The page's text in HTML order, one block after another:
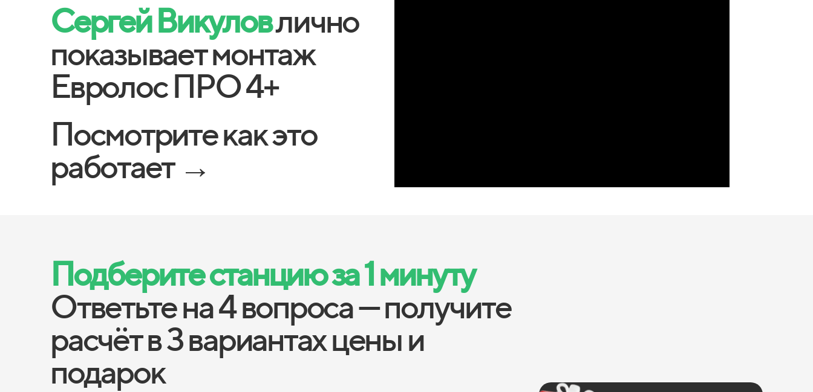
Сергей Викуловлично
показывает монтаж
Евролос ПРО 4+
Посмотрите как это
работает →
Подберите станцию за 1 минуту
Ответьте на 4 вопроса — получите
расчёт в 3 вариантах цены и
подарок